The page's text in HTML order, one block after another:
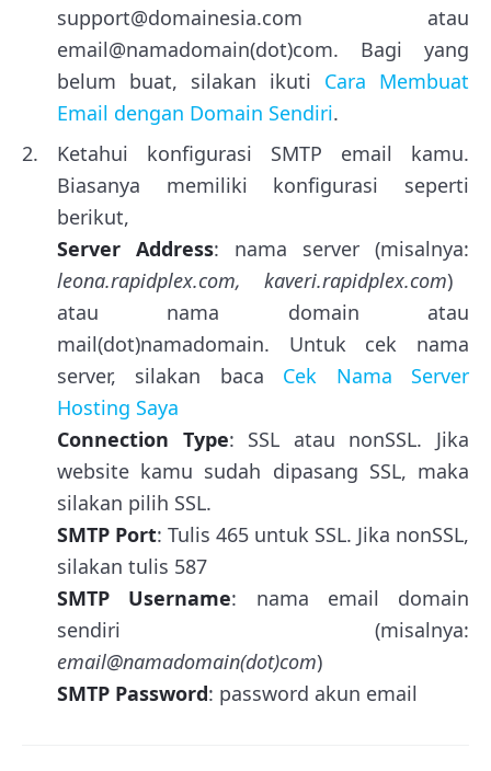
support@domainesia.com atau
email@namadomain(dot)com. Bagi yang
belum buat, silakan ikuti Cara Membuat
Email dengan Domain Sendiri.
Ketahui konfigurasi SMTP email kamu.
Biasanya memiliki konfigurasi seperti
berikut,
Server Address: nama server (misalnya:
leona.rapidplex.com, kaveri.rapidplex.com)
atau nama domain atau
mail(dot)namadomain. Untuk cek nama
server, silakan baca Cek Nama Server
Hosting Saya
Connection Type: SSL atau nonSSL. Jika
website kamu sudah dipasang SSL, maka
silakan pilih SSL.
SMTP Port: Tulis 465 untuk SSL. Jika nonSSL,
silakan tulis 587
SMTP Username: nama email domain
sendiri (misalnya:
email@namadomain(dot)com)
SMTP Password: password akun email